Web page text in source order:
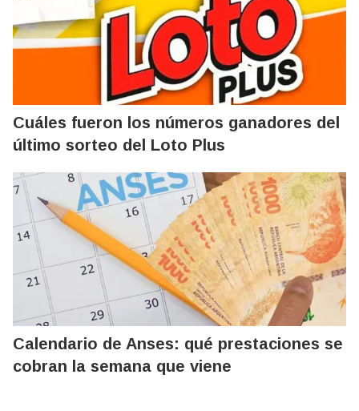
Cuáles fueron los números ganadores del
último sorteo del Loto Plus
Calendario de Anses: qué prestaciones se
cobran la semana que viene